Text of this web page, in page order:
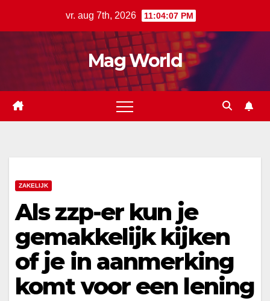
vr. aug 7th, 2026 11:04:08 PM
Mag World
ZAKELIJK
Als zzp-er kun je
gemakkelijk kijken
of je in aanmerking
komt voor een lening